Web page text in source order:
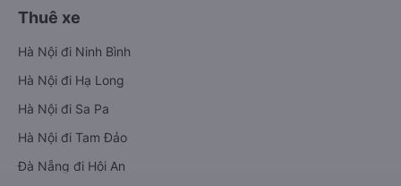
Thuê xe
Hà Nội đi Ninh Bình
Hà Nội đi Hạ Long
Hà Nội đi Sa Pa
Hà Nội đi Tam Đảo
Đà Nẵng đi Hội An